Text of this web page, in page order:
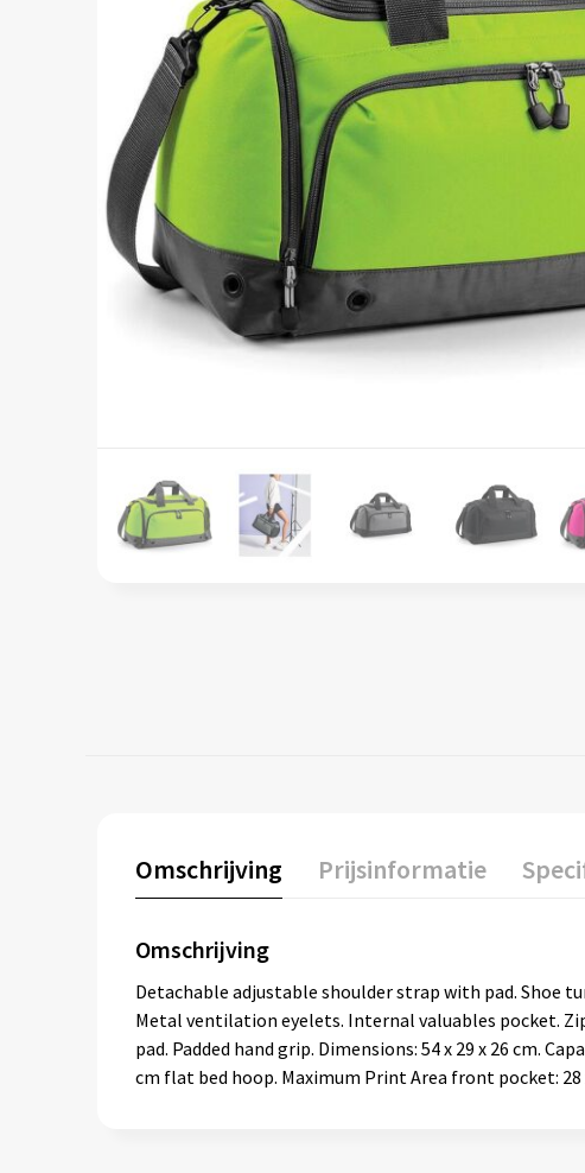
Omschrijving Prijsinformatie
Omschrijving
Detachable adjustable shoulder strap with pad. Shoe
Metal ventilation eyelets. Internal valuables pocket.
pad. Padded hand grip. Dimensions: 54 x 29 x 26 cm.
cm flat bed hoop. Maximum Print Area front pocket: 28